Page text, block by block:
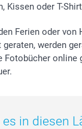
Kissen oder T-
Ferien oder von
werden
Fotobücher online
in diesen